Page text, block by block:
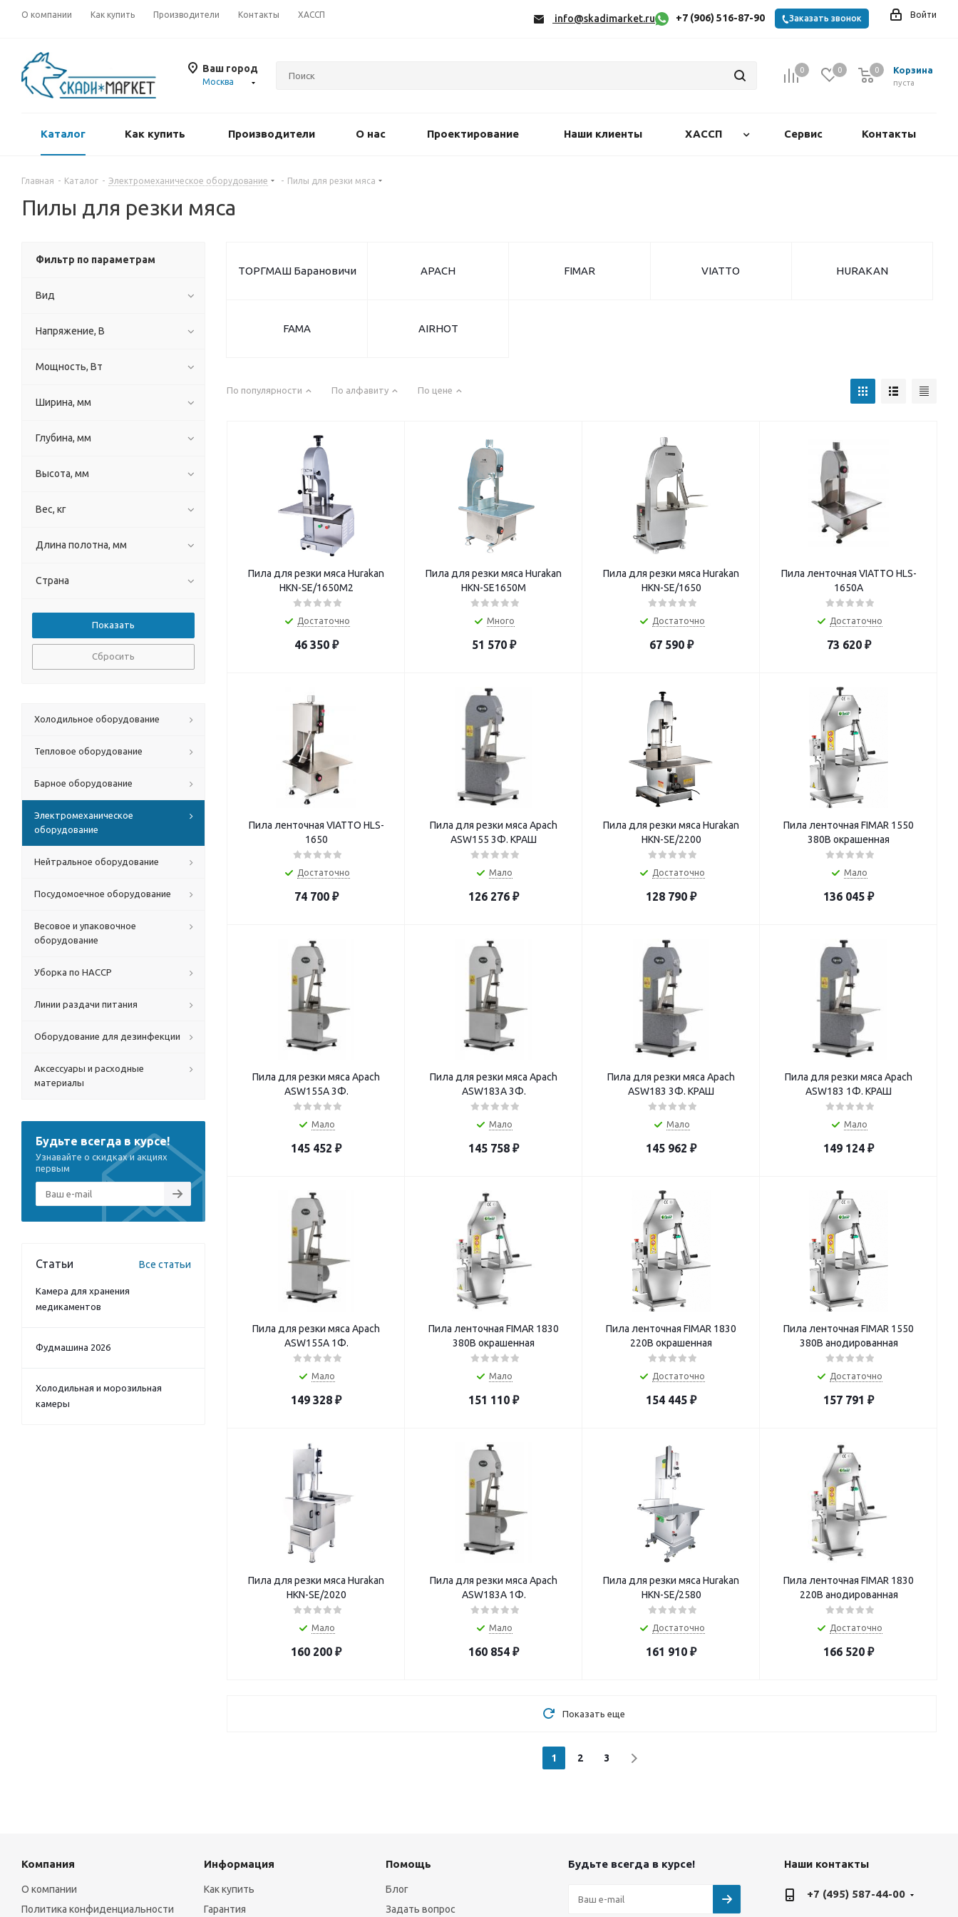
О компании Как купить Производители Контакты ХАССП Войти
info@skadimarket.ru +7 (906) 516-87-90 Заказать звонок
Ваш город
Москва
0 0 Корзина
0
пуста
0
Каталог Как купить Производители О нас Проектирование Наши клиенты ХАССП Сервис Контакты
Главная - Каталог - Электромеханическое оборудование - Пилы для резки мяса
Пилы для резки мяса
ТОРГМАШ Барановичи APACH FIMAR VIATTO HURAKAN
FAMA AIRHOT
По популярности По алфавиту По цене
Пила для резки мяса Hurakan
HKN-SE/1650M2
Достаточно
46 350₽
Пила для резки мяса Hurakan
HKN-SE1650M
Много
51 570₽
Пила для резки мяса Hurakan
HKN-SE/1650
Достаточно
67 590₽
Пила ленточная VIATTO HLS-
1650A
Достаточно
73 620₽
Пила ленточная VIATTO HLS-
1650
Достаточно
74 700₽
Пила для резки мяса Apach
ASW155 3Ф. КРАШ
Мало
126 276 ₽
Пила для резки мяса Hurakan
HKN-SE/2200
Достаточно
128 790 ₽
Пила ленточная FIMAR 1550
380В окрашенная
Мало
136 045 ₽
Пила для резки мяса Apach
ASW155A 3Ф.
Мало
145 452 ₽
Пила для резки мяса Apach
ASW183A 3Ф.
Мало
145 758 ₽
Пила для резки мяса Apach
ASW183 3Ф. КРАШ
Мало
145 962 ₽
Пила для резки мяса Apach
ASW183 1Ф. КРАШ
Мало
149 124 ₽
Пила для резки мяса Apach
ASW155A 1Ф.
Мало
149 328 ₽
Пила ленточная FIMAR 1830
380В окрашенная
Мало
151 110 ₽
Пила ленточная FIMAR 1830
220В окрашенная
Достаточно
154 445 ₽
Пила ленточная FIMAR 1550
380В анодированная
Достаточно
157 791 ₽
Пила для резки мяса Hurakan
HKN-SE/2020
Мало
160 200 ₽
Пила для резки мяса Apach
ASW183A 1Ф.
Мало
160 854 ₽
Пила для резки мяса Hurakan
HKN-SE/2580
Достаточно
161 910 ₽
Пила ленточная FIMAR 1830
220В анодированная
Достаточно
166 520 ₽
Показать еще
1 2 3
Фильтр по параметрам
Вид
Напряжение, В
Мощность, Вт
Ширина, мм
Глубина, мм
Высота, мм
Вес, кг
Длина полотна, мм
Страна
Сбросить
Холодильное оборудование
Тепловое оборудование
Барное оборудование
Электромеханическое
оборудование
Нейтральное оборудование
Посудомоечное оборудование
Весовое и упаковочное
оборудование
Уборка по HACCP
Линии раздачи питания
Оборудование для дезинфекции
Аксессуары и расходные
материалы
Будьте всегда в курсе!
Узнавайте о скидках и акциях
первым
Статьи Все статьи
Камера для хранения
медикаментов
Фудмашина 2026
Холодильная и морозильная
камеры
Компания
О компании
Политика конфиденциальности
Информация
Как купить
Гарантия
Помощь
Блог
Задать вопрос
Будьте всегда в курсе! Наши контакты
+7 (495) 587-44-00